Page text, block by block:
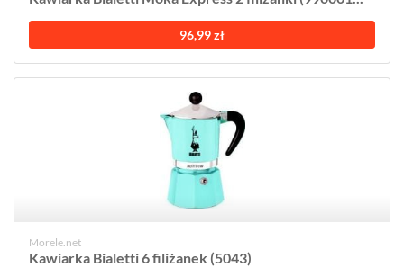
96,99 zł
Morele.net
Kawiarka Bialetti 6 filiżanek (5043)